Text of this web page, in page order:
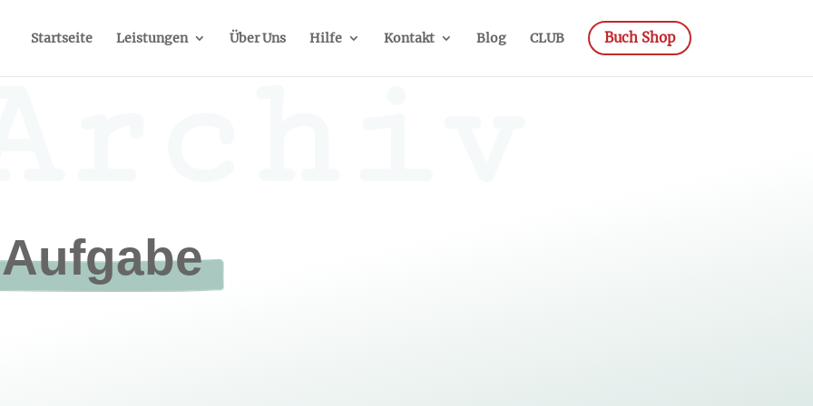
Startseite Leistungen Über Uns Hilfe Kontakt Blog CLUB Buch Shop
Aufgabe